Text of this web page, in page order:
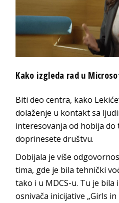
Kako izgleda rad u
Biti deo centra, kako
dolaženje u kontakt sa
interesovanja od hobija do
doprinesete društvu.
Dobijala je više
tima, gde je bila tehnički
tako i u MDCS-u. Tu je
osnivača inicijative „Girls